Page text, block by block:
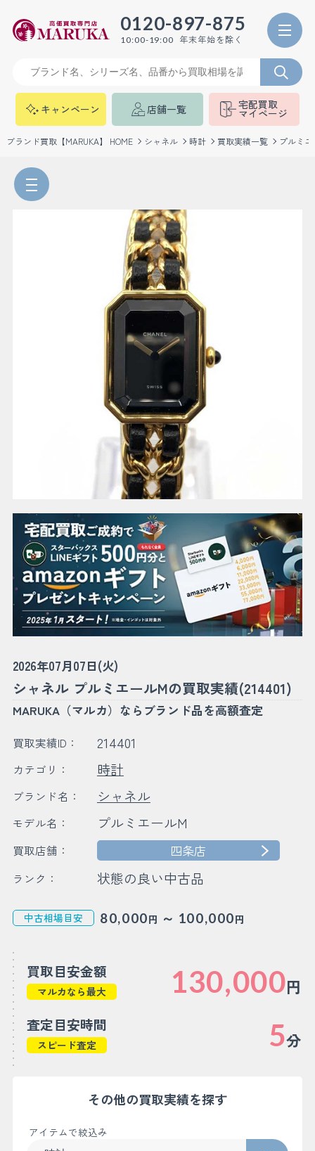
0120-897-875
10:00-19:00 年末年始を除く
キャンペーン 店舗一覧 宅配買取
マイページ
ブランド買取【MARUKA】 HOME シャネル 時計 買取実績一覧 プルミ
2026年07月07日(火)
シャネル プルミエールMの買取実績(214401)
MARUKA（マルカ）ならブランド品を高額査定
買取実績ID： 214401
カテゴリ： 時計
ブランド名： シャネル
モデル名： プルミエールM
買取店舗： 四条店
ランク： 状態の良い中古品
中古相場目安 80,000円 ～ 100,000円
買取目安金額
マルカなら最大 130,000円
査定目安時間
スピード査定 5分
その他の買取実績を探す
アイテムで絞込み